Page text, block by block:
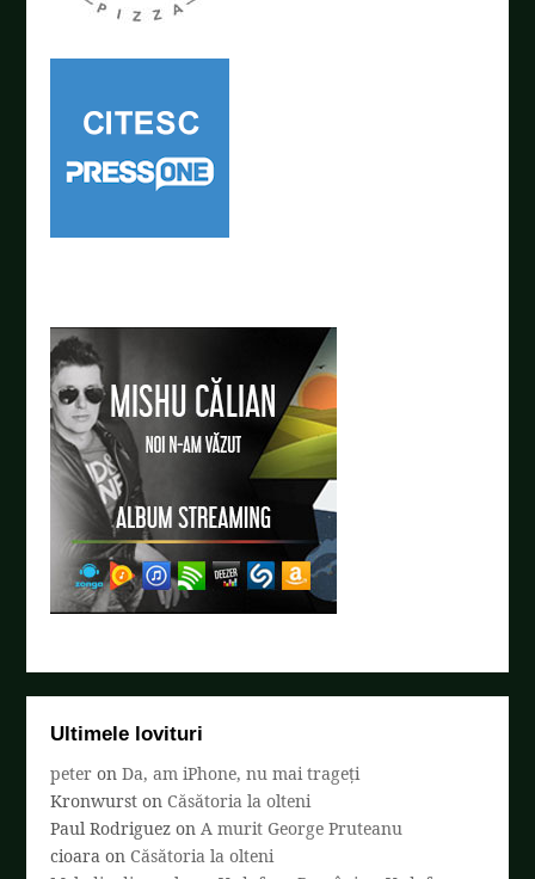
Ultimele lovituri
peter onDa, am iPhone, nu mai trageți
Kronwurst onCăsătoria la olteni
Paul Rodriguez onA murit George Pruteanu
cioara onCăsătoria la olteni